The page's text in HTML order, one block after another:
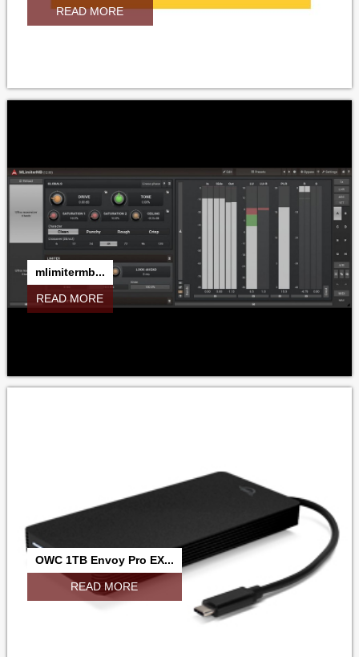
READ MORE
mlimitermb...
READ MORE
OWC 1TB Envoy Pro EX...
READ MORE